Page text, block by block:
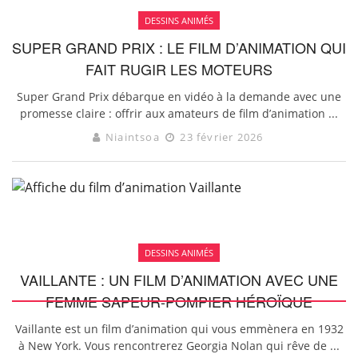
DESSINS ANIMÉS
SUPER GRAND PRIX : LE FILM D’ANIMATION QUI
FAIT RUGIR LES MOTEURS
Super Grand Prix débarque en vidéo à la demande avec une
promesse claire : offrir aux amateurs de film d’animation ...
Niaintsoa 23 février 2026
DESSINS ANIMÉS
VAILLANTE : UN FILM D’ANIMATION AVEC UNE
FEMME SAPEUR-POMPIER HÉROÏQUE
Vaillante est un film d’animation qui vous emmènera en 1932
à New York. Vous rencontrerez Georgia Nolan qui rêve de ...